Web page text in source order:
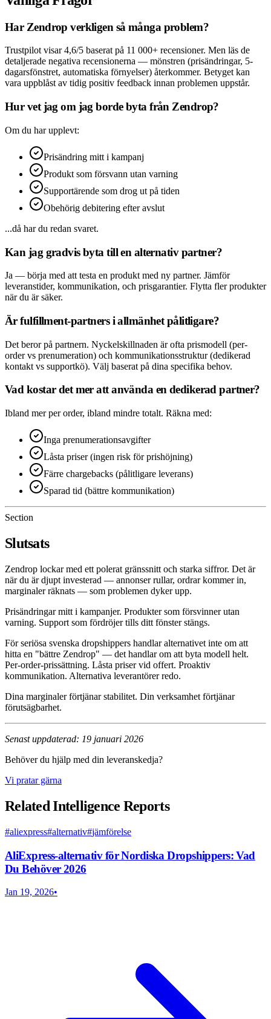
Har Zendrop verkligen så många problem?
Trustpilot visar 4,6/5 baserat på 11 000+ recensioner. Men läs de
detaljerade negativa recensionerna — mönstren (prisändringar, 5-
dagarsfönstret, automatiska förnyelser) återkommer. Betyget kan
vara uppblåst av tidig positiv feedback innan problemen uppstår.
Hur vet jag om jag borde byta från Zendrop?
Om du har upplevt:
Prisändring mitt i kampanj
Produkt som försvann utan varning
Supportärende som drog ut på tiden
Obehörig debitering efter avslut
...då har du redan svaret.
Kan jag gradvis byta till en alternativ partner?
Ja — börja med att testa en produkt med ny partner. Jämför
leveranstider, kommunikation, och prisgarantier. Flytta fler produkter
när du är säker.
Är fulfillment-partners i allmänhet pålitligare?
Det beror på partnern. Nyckelskillnaden är ofta prismodell (per-
order vs prenumeration) och kommunikationsstruktur (dedikerad
kontakt vs supportkö). Välj baserat på dina specifika behov.
Vad kostar det mer att använda en dedikerad partner?
Ibland mer per order, ibland mindre totalt. Räkna med:
Inga prenumerationsavgifter
Låsta priser (ingen risk för prishöjning)
Färre chargebacks (pålitligare leverans)
Sparad tid (bättre kommunikation)
Section
Slutsats
Zendrop lockar med ett polerat gränssnitt och starka siffror. Det är
när du är djupt investerad — annonser rullar, ordrar kommer in,
marginaler räknats — som problemen dyker upp.
Prisändringar mitt i kampanjer. Produkter som försvinner utan
varning. Support som fördröjer tills ditt fönster stängs.
För seriösa svenska dropshippers handlar alternativet inte om att
hitta en "bättre Zendrop" — det handlar om att byta modell helt.
Per-order-prissättning. Låsta priser vid offert. Proaktiv
kommunikation. Alternativa leverantörer redo.
Dina marginaler förtjänar stabilitet. Din verksamhet förtjänar
förutsägbarhet.
Senast uppdaterad: 19 januari 2026
Behöver du hjälp med din leveranskedja?
Vi pratar gärna
Related Intelligence Reports
#aliexpress#alternativ#jämförelse
AliExpress-alternativ för Nordiska Dropshippers: Vad
Du Behöver 2026
Jan 19, 2026•